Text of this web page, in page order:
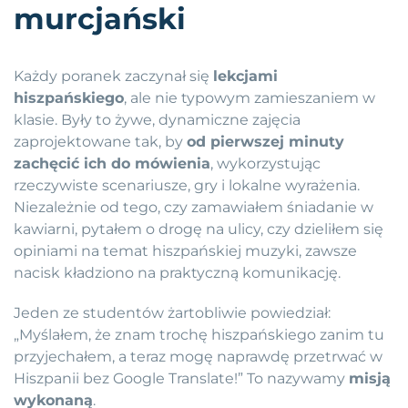
murcjański
Każdy poranek zaczynał się lekcjami
hiszpańskiego, ale nie typowym zamieszaniem w
klasie. Były to żywe, dynamiczne zajęcia
zaprojektowane tak, by od pierwszej minuty
zachęcić ich do mówienia, wykorzystując
rzeczywiste scenariusze, gry i lokalne wyrażenia.
Niezależnie od tego, czy zamawiałem śniadanie w
kawiarni, pytałem o drogę na ulicy, czy dzieliłem się
opiniami na temat hiszpańskiej muzyki, zawsze
nacisk kładziono na praktyczną komunikację.
Jeden ze studentów żartobliwie powiedział:
„Myślałem, że znam trochę hiszpańskiego zanim tu
przyjechałem, a teraz mogę naprawdę przetrwać w
Hiszpanii bez Google Translate!” To nazywamy misją
wykonaną.